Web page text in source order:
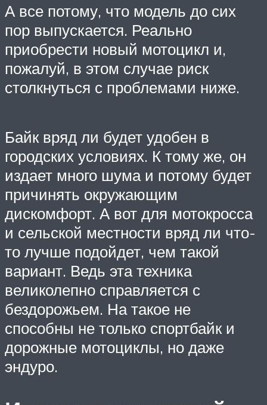
А все потому, что модель до сих
пор выпускается. Реально
приобрести новый мотоцикл и,
пожалуй, в этом случае риск
столкнуться с проблемами ниже.
Байк вряд ли будет удобен в
городских условиях. К тому же, он
издает много шума и потому будет
причинять окружающим
дискомфорт. А вот для мотокросса
и сельской местности вряд ли что-
то лучше подойдет, чем такой
вариант. Ведь эта техника
великолепно справляется с
бездорожьем. На такое не
способны не только спортбайк и
дорожные мотоциклы, но даже
эндуро.